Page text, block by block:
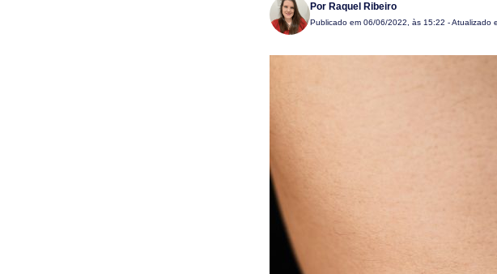
Por Raquel Ribeiro
Publicado em 06/06/2022, às 15:22 - Atualizado